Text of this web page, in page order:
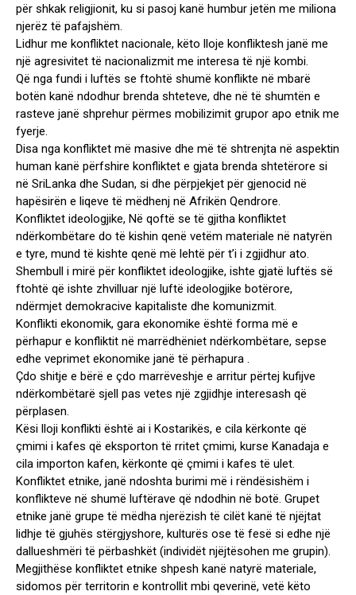
për shkak religjionit, ku si pasoj kanë humbur jetën me miliona
njerëz të pafajshëm.
Lidhur me konfliktet nacionale, këto lloje konfliktesh janë me
një agresivitet të nacionalizmit me interesa të një kombi.
Që nga fundi i luftës se ftohtë shumë konflikte në mbarë
botën kanë ndodhur brenda shteteve, dhe në të shumtën e
rasteve janë shprehur përmes mobilizimit grupor apo etnik me
fyerje.
Disa nga konfliktet më masive dhe më të shtrenjta në aspektin
human kanë përfshire konfliktet e gjata brenda shtetërore si
në SriLanka dhe Sudan, si dhe përpjekjet për gjenocid në
hapësirën e liqeve të mëdhenj në Afrikën Qendrore.
Konfliktet ideologjike, Në qoftë se të gjitha konfliktet
ndërkombëtare do të kishin qenë vetëm materiale në natyrën
e tyre, mund të kishte qenë më lehtë për t’i i zgjidhur ato.
Shembull i mirë për konfliktet ideologjike, ishte gjatë luftës së
ftohtë që ishte zhvilluar një luftë ideologjike botërore,
ndërmjet demokracive kapitaliste dhe komunizmit.
Konflikti ekonomik, gara ekonomike është forma më e
përhapur e konfliktit në marrëdhëniet ndërkombëtare, sepse
edhe veprimet ekonomike janë të përhapura .
Çdo shitje e bërë e çdo marrëveshje e arritur përtej kufijve
ndërkombëtarë sjell pas vetes një zgjidhje interesash që
përplasen.
Kësi lloji konflikti është ai i Kostarikës, e cila kërkonte që
çmimi i kafes që eksporton të rritet çmimi, kurse Kanadaja e
cila importon kafen, kërkonte që çmimi i kafes të ulet.
Konfliktet etnike, janë ndoshta burimi më i rëndësishëm i
konflikteve në shumë luftërave që ndodhin në botë. Grupet
etnike janë grupe të mëdha njerëzish të cilët kanë të njëjtat
lidhje të gjuhës stërgjyshore, kulturës ose të fesë si edhe një
dallueshmëri të përbashkët (individët njëjtësohen me grupin).
Megjithëse konfliktet etnike shpesh kanë natyrë materiale,
sidomos për territorin e kontrollit mbi qeverinë, vetë këto